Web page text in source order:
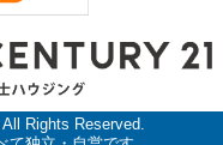
Rights Reserved.